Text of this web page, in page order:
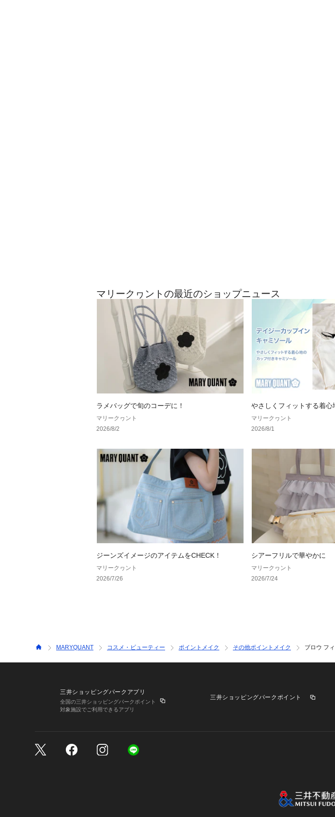
マリークヮントの最近のショップニュース
ラメバッグで旬のコーデに！
マリークヮント
2026/8/2
やさしくフィットする着心
ミソールが登場！
マリークヮント
2026/8/1
ジーンズイメージのアイテムをCHECK！
マリークヮント
2026/7/26
シアーフリルで華やかに
マリークヮント
2026/7/24
MARYQUANT コスメ・ビューティー ポイントメイク その他ポイントメイク ブロウ フ
三井ショッピングパークアプリ
全国の三井ショッピングパークポイント
対象施設でご利用できるアプリ
三井ショッピングパークポイント
個人情報保護方針 個人情報の